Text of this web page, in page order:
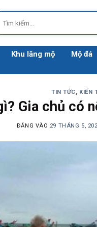
kiếm:
Khu lăng mộ Mộ đá
TIN TỨC, KIẾN
Gia chủ có
ĐĂNG VÀO 29 THÁNG 5,